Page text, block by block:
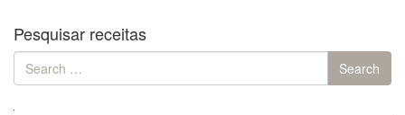
Pesquisar receitas
Search
for:
Search